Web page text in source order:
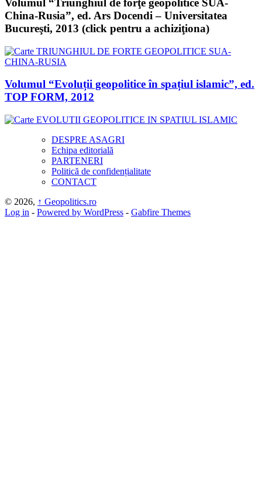
Volumul “Triunghiul de forţe geopolitice SUA-
China-Rusia”, ed. Ars Docendi – Universitatea
Bucureşti, 2013 (click pentru a achiziţiona)
Volumul “Evoluții geopolitice în spațiul islamic”, ed.
TOP FORM, 2012
DESPRE ASAGRI
Echipa editorială
PARTENERI
Politică de confidențialitate
CONTACT
© 2026, ↑ Geopolitics.ro
Log in - Powered by WordPress - Gabfire Themes